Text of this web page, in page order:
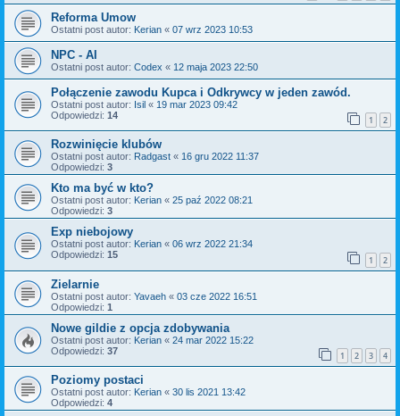
Reforma Umow
Ostatni post autor: Kerian « 07 wrz 2023 10:53
NPC - AI
Ostatni post autor: Codex « 12 maja 2023 22:50
Połączenie zawodu Kupca i Odkrywcy w jeden zawód.
Ostatni post autor: Isil « 19 mar 2023 09:42
Odpowiedzi: 14 1 2
Rozwinięcie klubów
Ostatni post autor: Radgast « 16 gru 2022 11:37
Odpowiedzi: 3
Kto ma być w kto?
Ostatni post autor: Kerian « 25 paź 2022 08:21
Odpowiedzi: 3
Exp niebojowy
Ostatni post autor: Kerian « 06 wrz 2022 21:34
Odpowiedzi: 15 1 2
Zielarnie
Ostatni post autor: Yavaeh « 03 cze 2022 16:51
Odpowiedzi: 1
Nowe gildie z opcja zdobywania
Ostatni post autor: Kerian « 24 mar 2022 15:22
Odpowiedzi: 37 1 2 3 4
Poziomy postaci
Ostatni post autor: Kerian « 30 lis 2021 13:42
Odpowiedzi: 4